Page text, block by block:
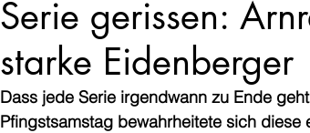
Serie gerissen:
starke Eidenberger
Dass jede Serie irgendwann zu Ende
Pfingstsamstag bewahrheitete sich